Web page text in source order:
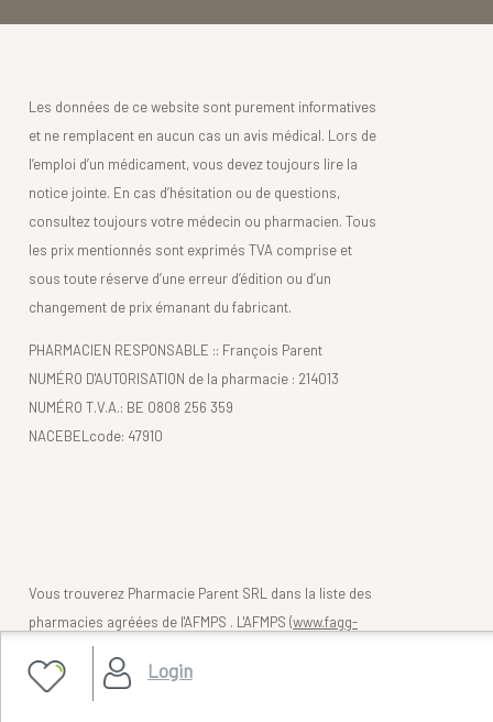
Login
Les données de ce website sont purement informatives
et ne remplacent en aucun cas un avis médical. Lors de
l’emploi d’un médicament, vous devez toujours lire la
notice jointe. En cas d’hésitation ou de questions,
consultez toujours votre médecin ou pharmacien. Tous
les prix mentionnés sont exprimés TVA comprise et
sous toute réserve d’une erreur d’édition ou d’un
changement de prix émanant du fabricant.
PHARMACIEN RESPONSABLE :: François Parent
NUMÉRO D'AUTORISATION de la pharmacie : 214013
NUMÉRO T.V.A.: BE 0808 256 359
NACEBELcode: 47910
Vous trouverez Pharmacie Parent SRL dans la liste des
pharmacies agréées de l'AFMPS . L'AFMPS (www.fagg-
contrôle la légalité des pharmacies belges
(en ligne).